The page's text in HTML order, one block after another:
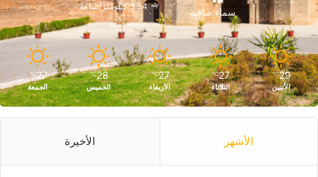
سماء صافية
3.54 كيلومتر/ساعة
29
℃
الأثنين
27
℃
الثلاثاء
27
℃
الأربعاء
28
℃
الخميس
27
℃
الجمعة
الأشهر الأخيرة